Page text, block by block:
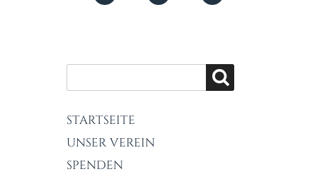
STARTSEITE
UNSER VEREIN
SPENDEN